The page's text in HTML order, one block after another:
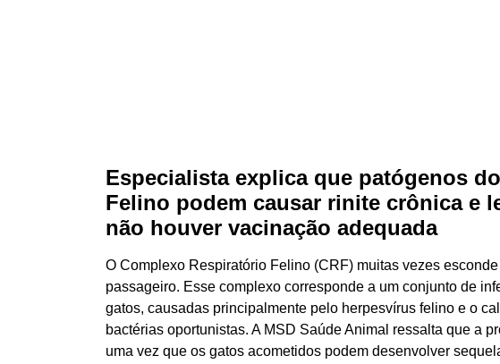
Especialista explica que patógenos
Felino podem causar rinite crônica e
não houver vacinação adequada
O Complexo Respiratório Felino (CRF) muitas vezes
passageiro. Esse complexo corresponde a um conjunto de
gatos, causadas principalmente pelo herpesvírus felino e o
bactérias oportunistas. A MSD Saúde Animal ressalta que a
uma vez que os gatos acometidos podem desenvolver